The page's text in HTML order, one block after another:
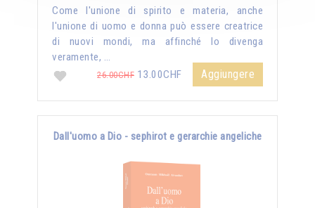
Come l'unione di spirito e materia, anche
l'unione di uomo e donna può essere creatrice
di nuovi mondi, ma affinché lo divenga
veramente, …
26.00CHF 13.00CHF Aggiungere
Dall'uomo a Dio - sephirot e gerarchie angeliche